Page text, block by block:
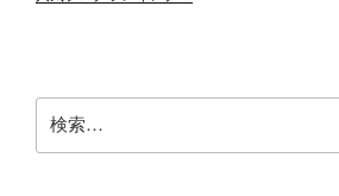
索: